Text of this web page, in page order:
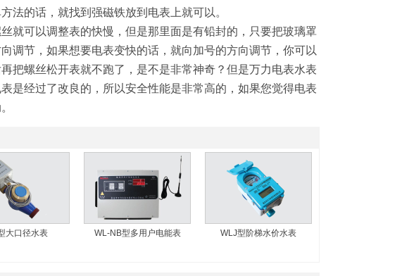
1 2 4
法的话，就找到强磁铁放到电表上就可以。
就可以调整表的快慢，但是那里面是有铅封的，只要把玻璃罩
调节，如果想要电表变快的话，就向加号的方向调节，你可以
把螺丝松开表就不跑了，是不是非常神奇？但是万力电表水表
是经过了改良的，所以安全性能是非常高的，如果您觉得电表
。
大口径水表 WL-NB型多用户电能表 WLJ型阶梯水价水表